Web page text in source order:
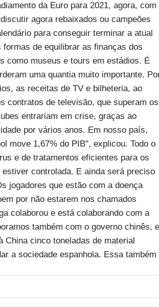
da Euro para 2021, agora, com
agora rebaixados ou campeões
para conseguir terminar a atual
formas de equilibrar as finanças dos
como museus e tours em estádios. É
uma quantia muito importante.
as receitas de TV e bilheteria, ao
contratos de televisão, que superam os
entrariam em crise, graças ao
por vários anos. Em nosso país,
move 1,67% do PIB", explicou. Todo o
e de tratamentos eficientes para os
controlada. E ainda será preciso
jogadores que estão com a doença
por não estarem nos chamados
colaborou e está colaborando com a
também com o governo chinês, e
China cinco toneladas de material
a sociedade espanhola. Essa também